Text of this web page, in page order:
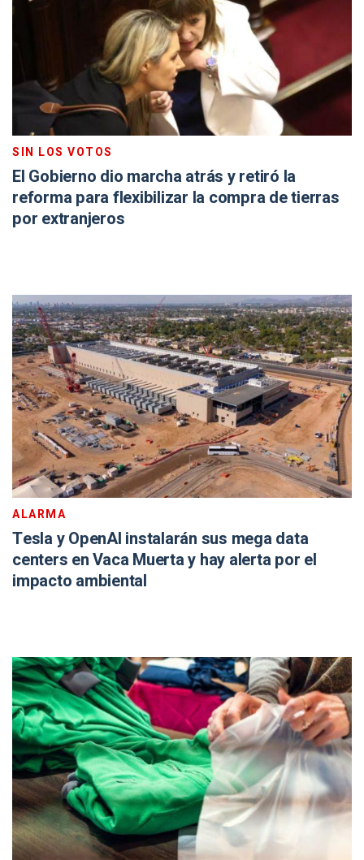
SIN LOS VOTOS
El Gobierno dio marcha atrás y retiró la
reforma para flexibilizar la compra de tierras
por extranjeros
ALARMA
Tesla y OpenAI instalarán sus mega data
centers en Vaca Muerta y hay alerta por el
impacto ambiental